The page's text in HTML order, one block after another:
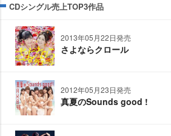
CDシングル売上TOP3作品
2013年05月22日発売
さよならクロール
2012年05月23日発売
真夏のSounds good !